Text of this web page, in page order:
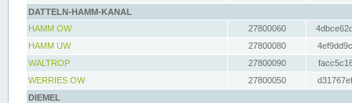
DATTELN-HAMM-KANAL
HAMM OW
27800060
HAMM UW
27800080
WALTROP
27800090
WERRIES OW
27800050
DIEMEL